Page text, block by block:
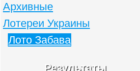
Архивные
Лотереи Украины
Лото Забава
Результаты